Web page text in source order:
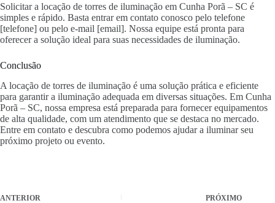
Solicitar a locação de torres de iluminação em Cunha Porã – SC é
simples e rápido. Basta entrar em contato conosco pelo telefone
[telefone] ou pelo e-mail [email]. Nossa equipe está pronta para
oferecer a solução ideal para suas necessidades de iluminação.
Conclusão
A locação de torres de iluminação é uma solução prática e eficiente
para garantir a iluminação adequada em diversas situações. Em Cunha
Porã – SC, nossa empresa está preparada para fornecer equipamentos
de alta qualidade, com um atendimento que se destaca no mercado.
Entre em contato e descubra como podemos ajudar a iluminar seu
próximo projeto ou evento.
ANTERIOR PRÓXIMO